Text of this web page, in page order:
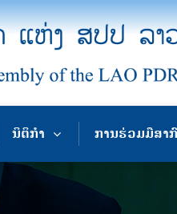
ນິຕິກຳ ການຮ່ວມມືສາ